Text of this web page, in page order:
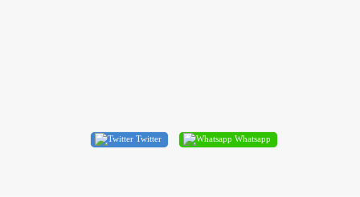
Twitter Whatsapp